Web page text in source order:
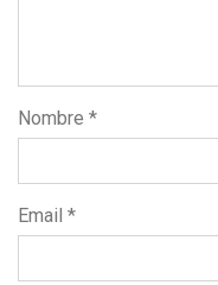
Nombre *
Email *